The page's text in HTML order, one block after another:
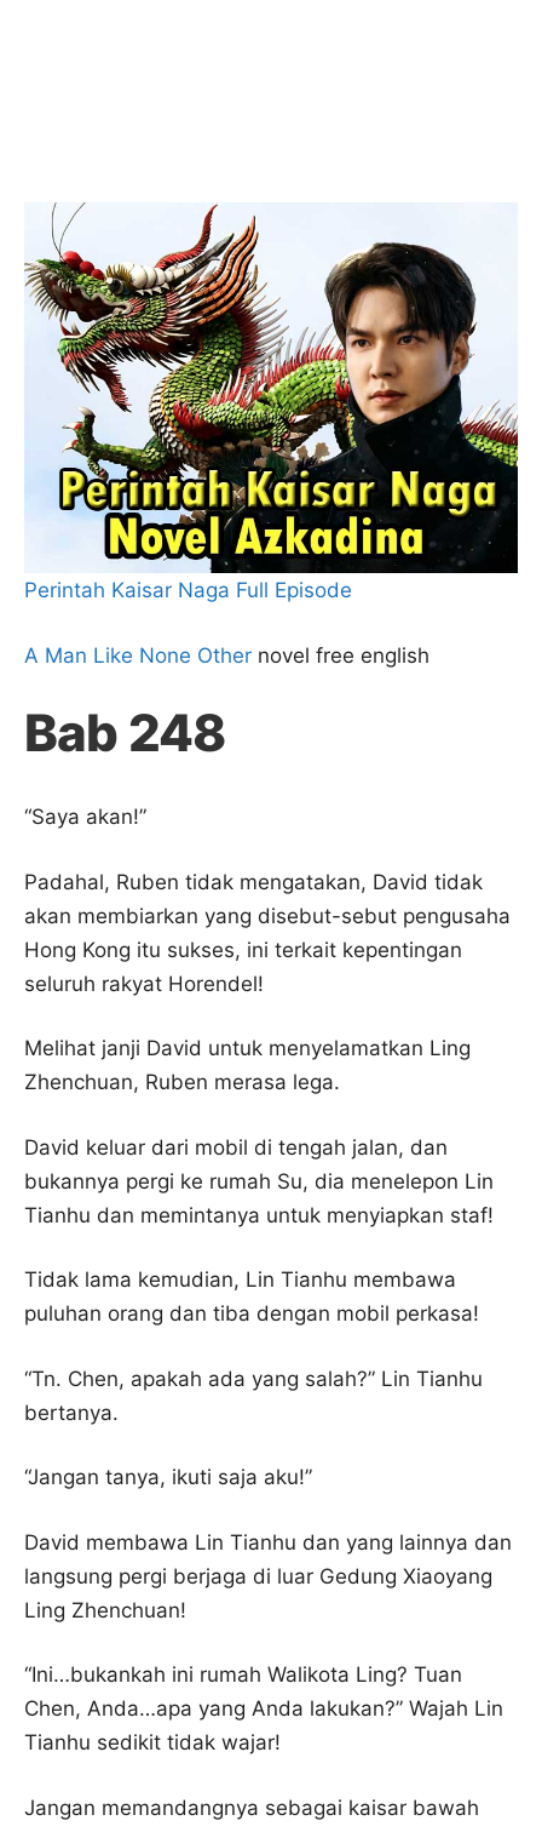
Perintah Kaisar Naga Full Episode
A Man Like None Other novel free english
Bab 248
“Saya akan!”
Padahal, Ruben tidak mengatakan, David tidak
akan membiarkan yang disebut-sebut pengusaha
Hong Kong itu sukses, ini terkait kepentingan
seluruh rakyat Horendel!
Melihat janji David untuk menyelamatkan Ling
Zhenchuan, Ruben merasa lega.
David keluar dari mobil di tengah jalan, dan
bukannya pergi ke rumah Su, dia menelepon Lin
Tianhu dan memintanya untuk menyiapkan staf!
Tidak lama kemudian, Lin Tianhu membawa
puluhan orang dan tiba dengan mobil perkasa!
“Tn. Chen, apakah ada yang salah?” Lin Tianhu
bertanya.
“Jangan tanya, ikuti saja aku!”
David membawa Lin Tianhu dan yang lainnya dan
langsung pergi berjaga di luar Gedung Xiaoyang
Ling Zhenchuan!
“Ini…bukankah ini rumah Walikota Ling? Tuan
Chen, Anda…apa yang Anda lakukan?” Wajah Lin
Tianhu sedikit tidak wajar!
Jangan memandangnya sebagai kaisar bawah